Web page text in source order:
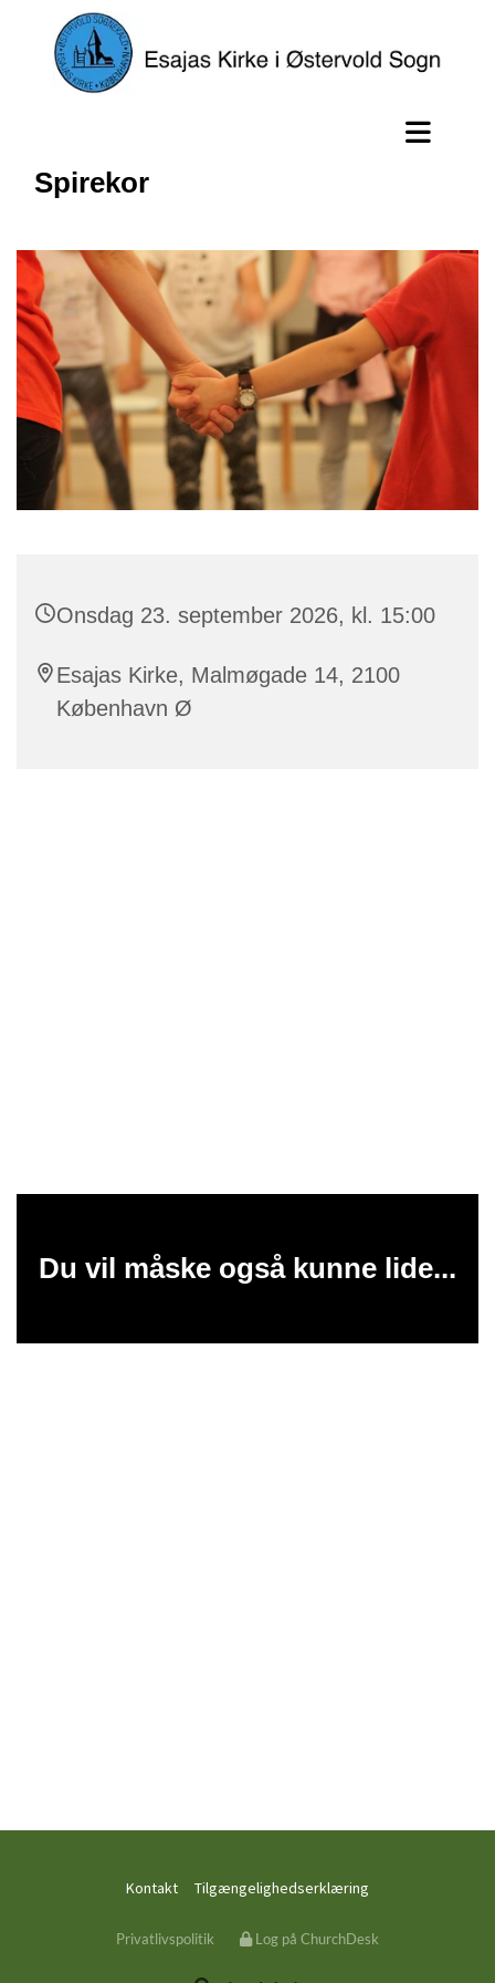
Spirekor
Onsdag 23. september 2026, kl. 15:00
Esajas Kirke, Malmøgade 14, 2100
København Ø
Du vil måske også kunne lide...
Kontakt Tilgængelighedserklæring
Privatlivspolitik Log på ChurchDesk